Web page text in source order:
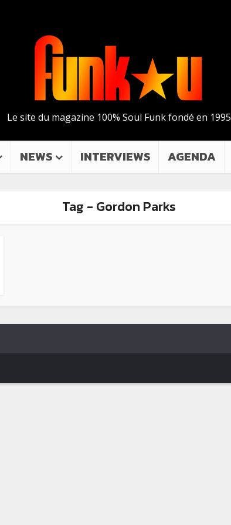
Le site du magazine 100% Soul Funk fondé en 1995
NEWS INTERVIEWS AGENDA
Tag - Gordon Parks